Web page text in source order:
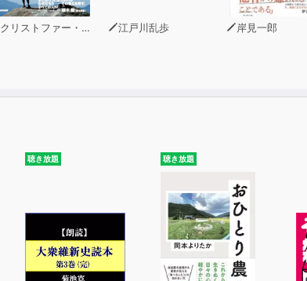
クリストファー・マクドゥーガル 江戸川乱歩 岸見一郎
聴き放題 聴き放題